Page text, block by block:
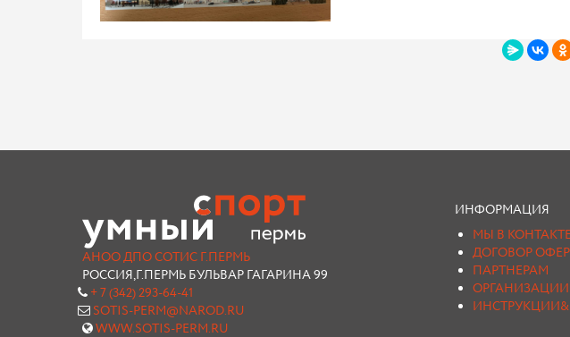
АНОО ДПО СОТИС Г.ПЕРМЬ
РОССИЯ,Г.ПЕРМЬ БУЛЬВАР ГАГАРИНА 99
+ 7 (342) 293-64-41
SOTIS-PERM@NAROD.RU
WWW.SOTIS-PERM.RU
ИНФОРМАЦИЯ
МЫ В КОНТАКТЕ
ДОГОВОР
ПАРТНЕРАМ
ОРГАНИЗАЦИИ